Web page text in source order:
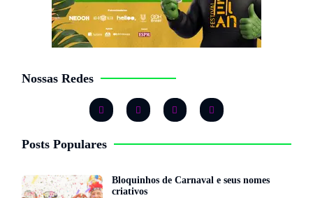
Nossas Redes
Posts Populares
Bloquinhos de Carnaval e seus nomes
criativos